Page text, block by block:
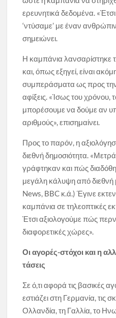
ερευνητικά δεδομένα.
‘ντύσαμε’ με έναν
σημειώνει.
Η καμπάνια λανσαρίστηκε
και, όπως εξηγεί, είναι
συμπεράσματα ως προς
αφίξεις. «Ίσως του χρόνου,
μπορέσουμε να δούμε αν
αριθμούς», επισημαίνει.
Προς το παρόν, η
διεθνή δημοσιότητα.
γράφτηκαν και πώς
μεγάλη κάλυψη από διεθνή
News, BBC κ.ά.) Έγινε
καμπάνια σε τηλεοπτικές
Έτσι αξιολογούμε πώς
διαφορετικές χώρες».
Οι αγορές-στόχοι και η
τάσεις
Σε ό,τι αφορά τις βασικές
εστιάζει στη Γερμανία, τις
Ολλανδία, τη Γαλλία, το